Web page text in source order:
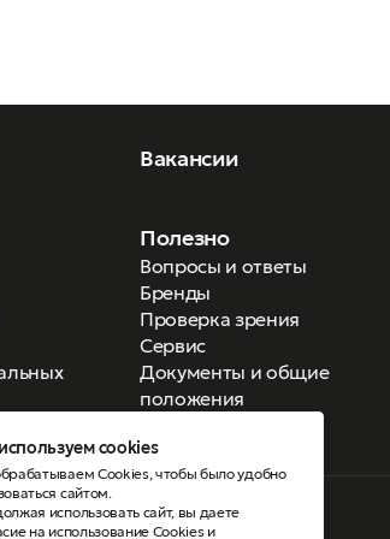
Вакансии
Полезно
Вопросы и ответы
Бренды
Проверка зрения
Сервис
Документы и общие
положения
Версия для слабовидящих
cookies
Cookies, чтобы было удобно
сайтом.
использовать сайт, вы даете
на использование Cookiesи